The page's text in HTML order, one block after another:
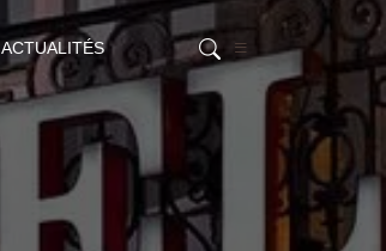
ACTUALITÉS